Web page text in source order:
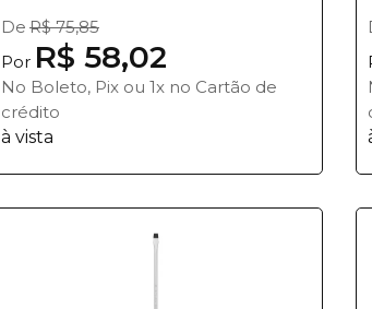
De R$ 75,85
Por R$ 58,02
No Boleto, Pix ou 1x no Cartão de
crédito
à vista